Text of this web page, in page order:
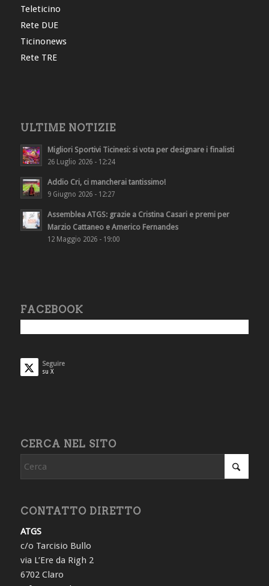
Teleticino
Rete DUE
Ticinonews
Rete TRE
ULTIME NOTIZIE
Migliori Sportivi Ticinesi: si vota per designare i finalisti
26 Luglio 2026 - 12:24
Addio Cri, ci mancherai tantissimo!
9 Giugno 2026 - 12:27
Assemblea ATGS: grazie a Cristina Casari e premi per
Marzio Cattaneo e Americo Fernandes
12 Maggio 2026 - 19:00
FACEBOOK
Seguire
su X
CERCA NEL SITO
CONTATTO DIRETTO
ATGS
c/o Tarcisio Bullo
via L’Ere da Righ 2
6702 Claro